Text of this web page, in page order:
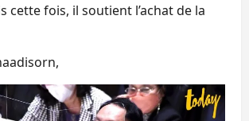
cette fois, il soutient l’achat de la